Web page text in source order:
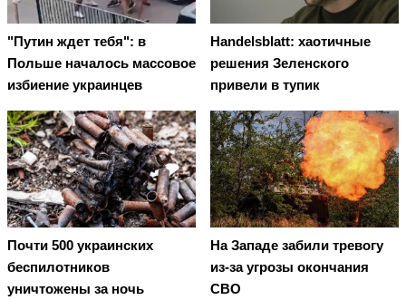
"Путин ждет тебя": в
Польше началось массовое
избиение украинцев
Handelsblatt: хаотичные
решения Зеленского
привели в тупик
Почти 500 украинских
беспилотников
уничтожены за ночь
На Западе забили тревогу
из-за угрозы окончания
СВО